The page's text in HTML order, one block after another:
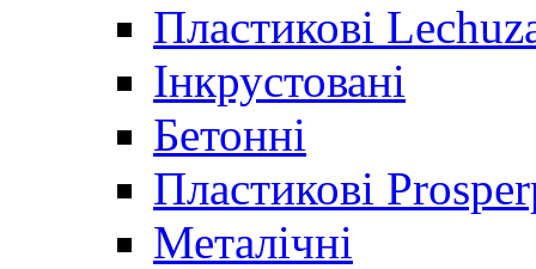
Пластикові
Інкрустовані
Бетонні
Пластикові
Металічні